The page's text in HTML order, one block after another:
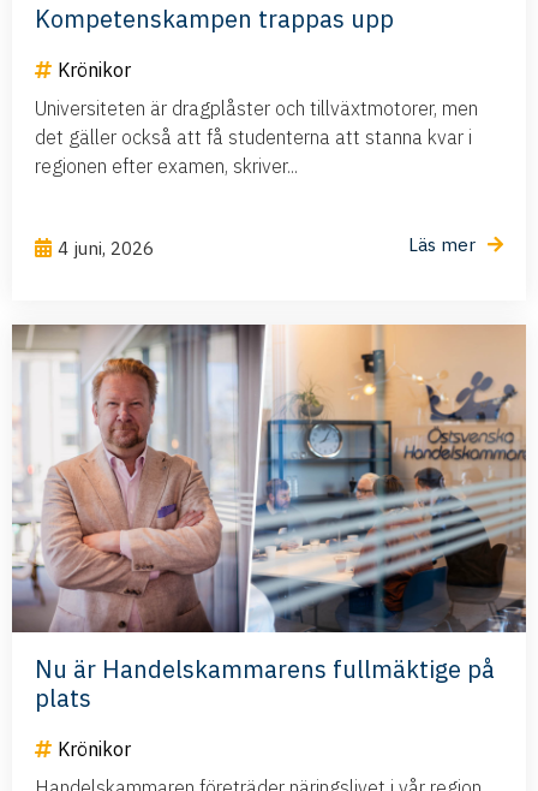
Kompetenskampen trappas upp
Krönikor
Universiteten är dragplåster och tillväxtmotorer, men
det gäller också att få studenterna att stanna kvar i
regionen efter examen, skriver...
4 juni, 2026 Läs mer
Nu är Handelskammarens fullmäktige på
plats
Krönikor